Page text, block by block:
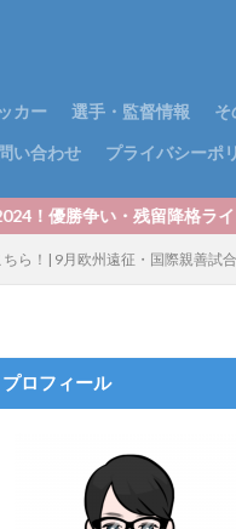
カー 選手・監督情報
そ
い合わせ プライバシーポ
降格ラインの勝ち点予想は
ら！| 9月欧州遠征・国際親善試合
プロフィール